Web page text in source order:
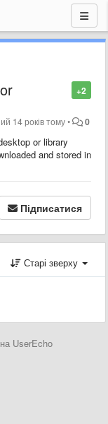
+2
14 років тому• 0
or library
and stored in
Підписатися
Старі зверху
UserEcho